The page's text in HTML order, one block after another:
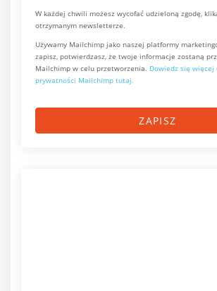
W każdej chwili możesz wycofać udzieloną zgodę,
otrzymanym newsletterze.
Używamy Mailchimp jako naszej platformy
zapisz, potwierdzasz, że twoje informacje zostaną
Mailchimp w celu przetworzenia. Dowiedz się więcej
prywatności Mailchimp tutaj.
ZAPISZ